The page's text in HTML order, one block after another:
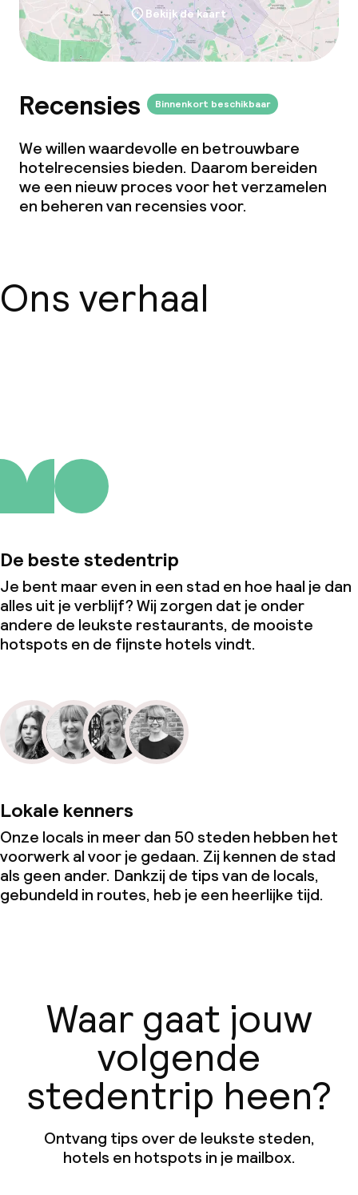
Wasfaciliteiten (wasmachine)
Wasservice
Zakelijke faciliteiten
Conferentieruimte
Vergaderruimte
Kleine huisdieren toegestaan (minder
Bekijk de kaart
Recensies Binnenkort beschikbaar
We willen waardevolle en betrouwbare
hotelrecensies bieden. Daarom bereiden
we een nieuw proces voor het verzamelen
en beheren van recensies voor.
Ons verhaal
De beste stedentrip
Je bent maar even in een stad en hoe haal je dan
alles uit je verblijf? Wij zorgen dat je onder
andere de leukste restaurants, de mooiste
hotspots en de fijnste hotels vindt.
Lokale kenners
Onze locals in meer dan 50 steden hebben het
voorwerk al voor je gedaan. Zij kennen de stad
als geen ander. Dankzij de tips van de locals,
gebundeld in routes, heb je een heerlijke tijd.
Waar gaat jouw
volgende
stedentrip heen?
Ontvang tips over de leukste steden,
hotels en hotspots in je mailbox.